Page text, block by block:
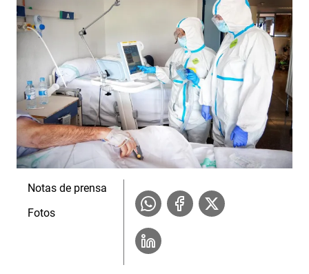
Notas de prensa
Fotos